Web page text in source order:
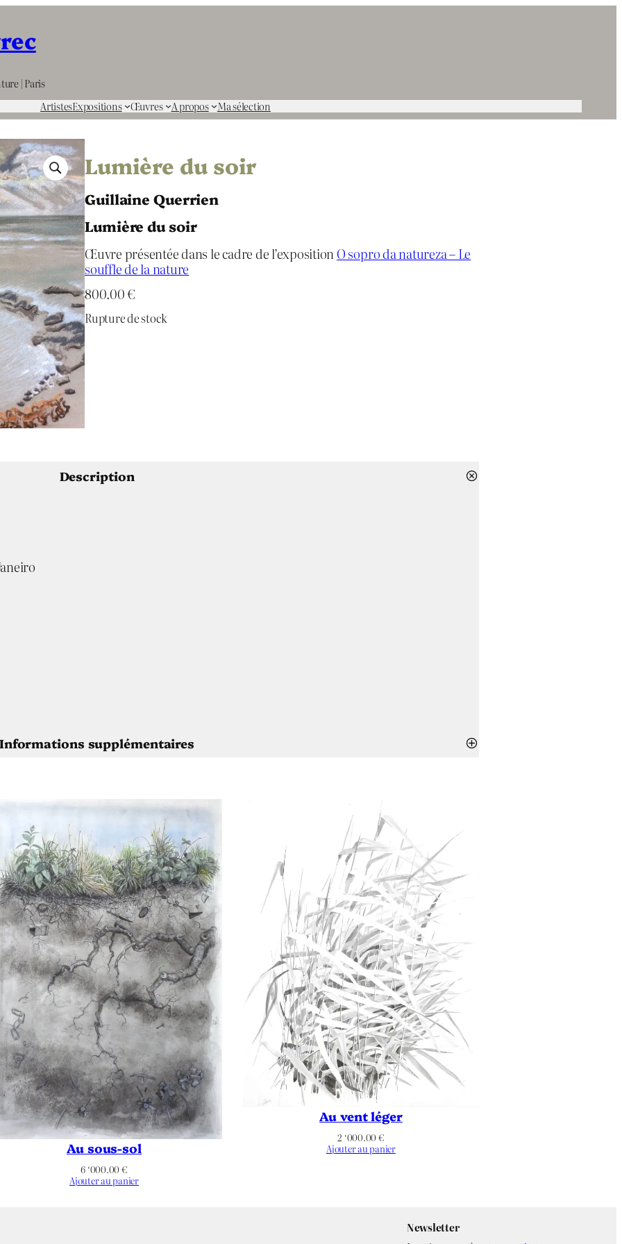
| Paris
ArtistesExpositions Œuvres A propos Ma sélection
Lumière du soir
Guillaine Querrien
Lumière du soir
Œuvre présentée dans le cadre de l’exposition O sopro da natureza – Le
souffle de la nature
800.00€
Rupture de stock
Description
Informations supplémentaires
du soir
Au sous-sol
6 ‘000.00 €
Ajouter au panier
Au vent léger
2 ‘000.00 €
Ajouter au panier
Newsletter